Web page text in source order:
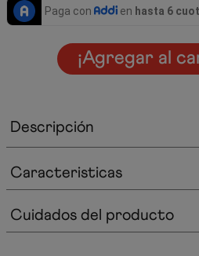
¡Agregar al
Descripción
Caracteristicas
Cuidados del producto